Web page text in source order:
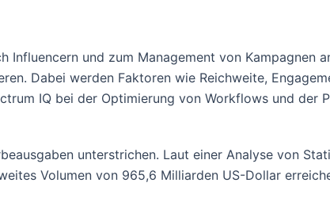
und zum Management von Kampagnen
Dabei werden Faktoren wie Reichweite,
IQ bei der Optimierung von Workflows und der
unterstrichen. Laut einer Analyse von
Volumen von 965,6 Milliarden US-Dollar